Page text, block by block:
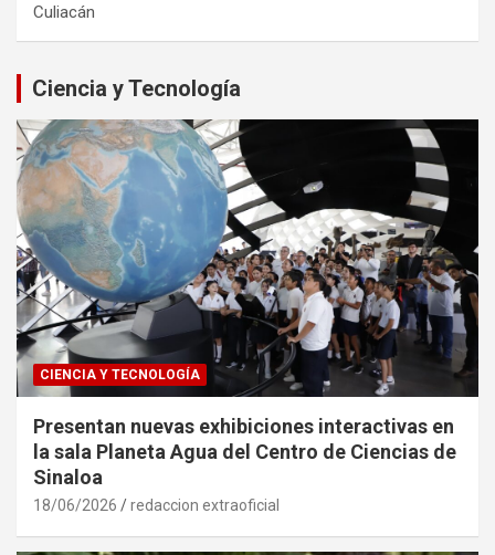
Culiacán
Ciencia y Tecnología
CIENCIA Y TECNOLOGÍA
Presentan nuevas exhibiciones interactivas en
la sala Planeta Agua del Centro de Ciencias de
Sinaloa
18/06/2026 redaccion extraoficial